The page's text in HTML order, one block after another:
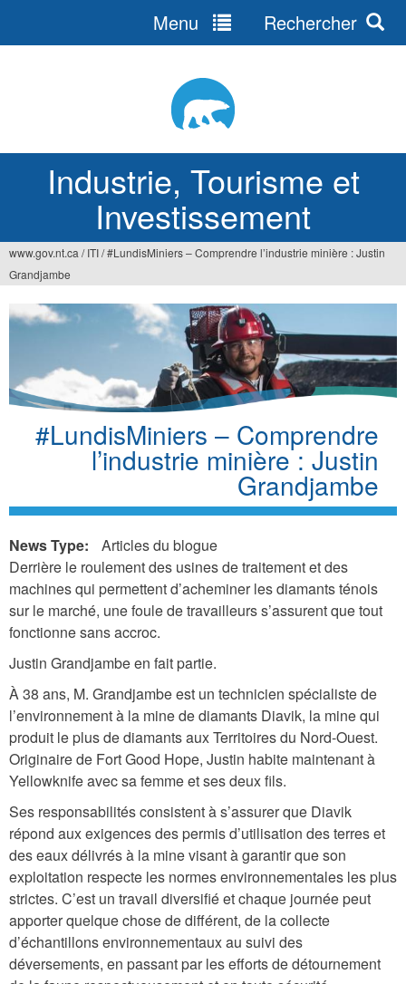
Industrie, Tourisme et
Investissement
Menu Rechercher
Vous
êtes
ici
www.gov.nt.ca / ITI/#LundisMiniers – Comprendre l’industrie minière : Justin
Grandjambe
#LundisMiniers – Comprendre
l’industrie minière : Justin
Grandjambe
News Type:
Articles du blogue
Derrière le roulement des usines de traitement et des
machines qui permettent d’acheminer les diamants ténois
sur le marché, une foule de travailleurs s’assurent que tout
fonctionne sans accroc.
Justin Grandjambe en fait partie.
À 38 ans, M. Grandjambe est un technicien spécialiste de
l’environnement à la mine de diamants Diavik, la mine qui
produit le plus de diamants aux Territoires du Nord-Ouest.
Originaire de Fort Good Hope, Justin habite maintenant à
Yellowknife avec sa femme et ses deux fils.
Ses responsabilités consistent à s’assurer que Diavik
répond aux exigences des permis d’utilisation des terres et
des eaux délivrés à la mine visant à garantir que son
exploitation respecte les normes environnementales les plus
strictes. C’est un travail diversifié et chaque journée peut
apporter quelque chose de différent, de la collecte
d’échantillons environnementaux au suivi des
déversements, en passant par les efforts de détournement